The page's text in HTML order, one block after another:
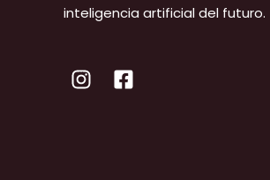
inteligencia artificial del futuro.